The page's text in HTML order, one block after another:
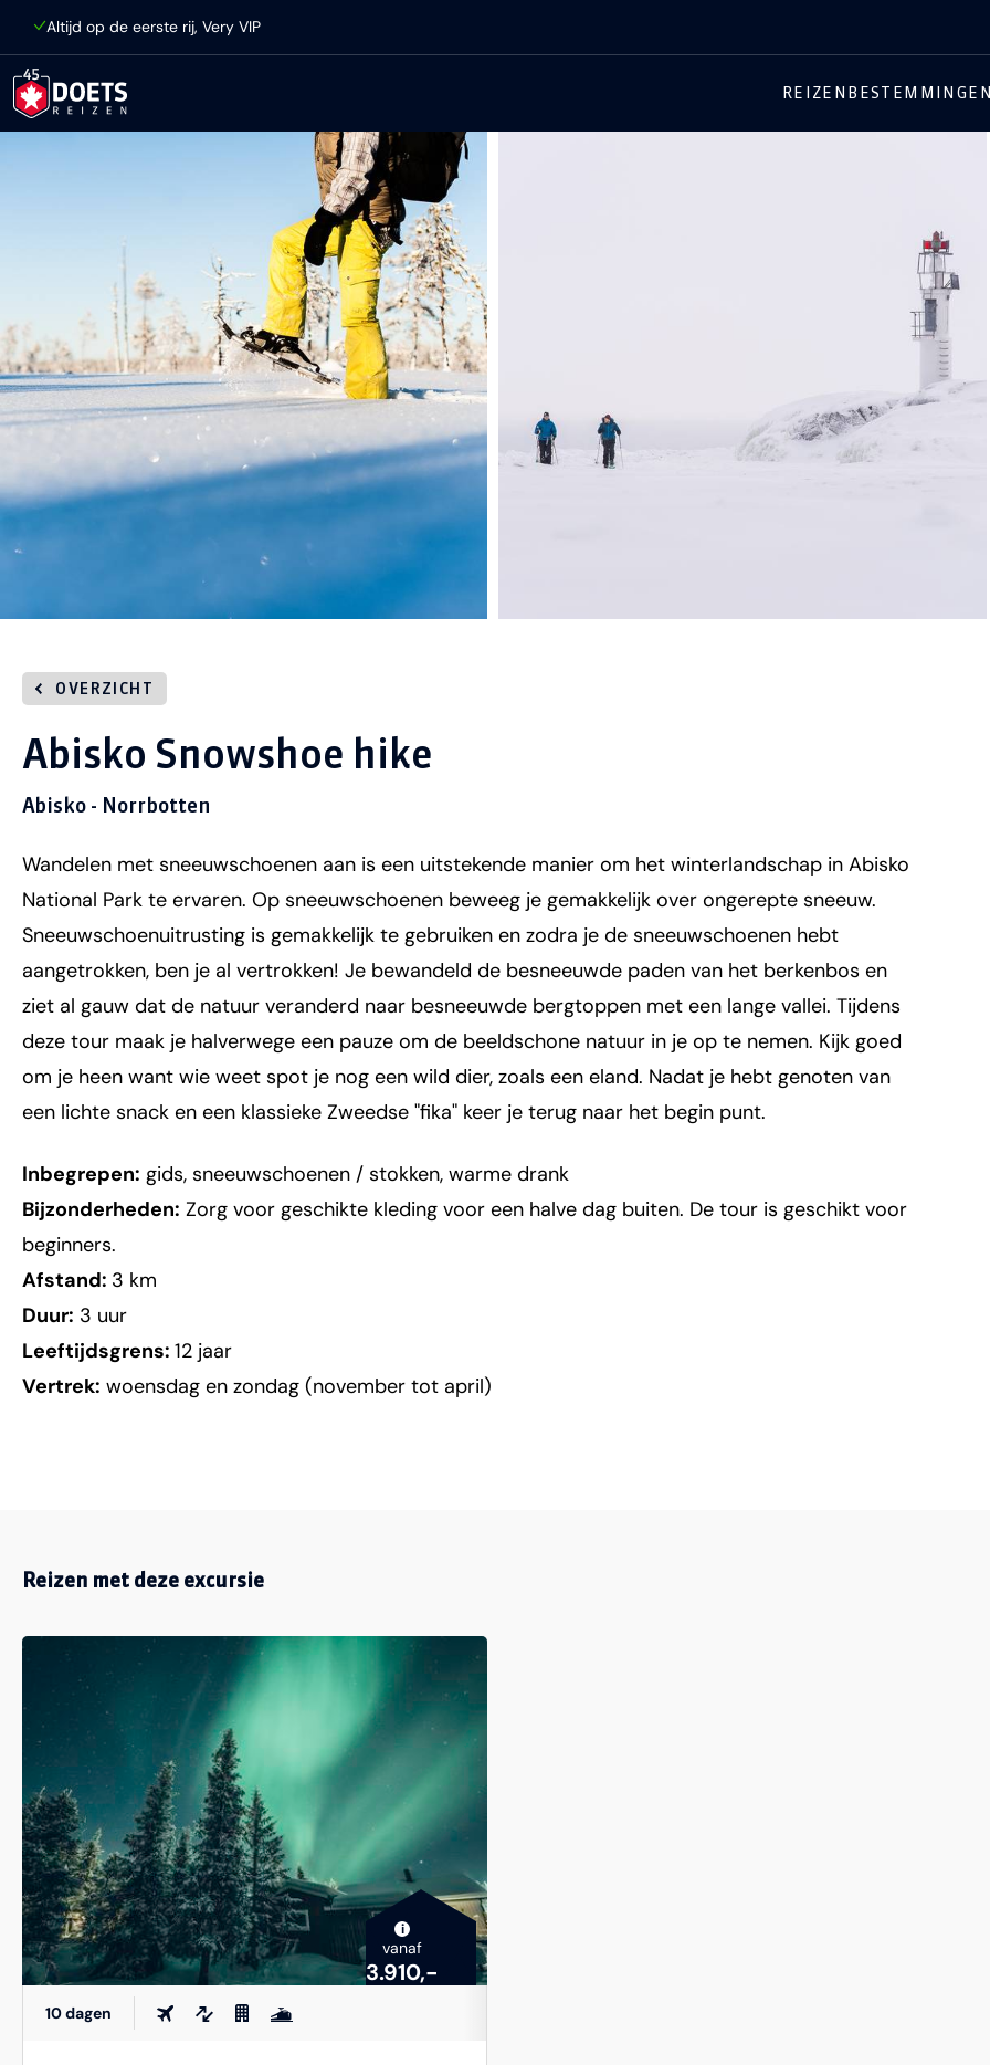
Altijd op de eerste rij, Very VIP
REIZEN BESTEMMINGEN
OVERZICHT
Abisko Snowshoe hike
Abisko - Norrbotten
Wandelen met sneeuwschoenen aan is een uitstekende manier om het winterlandschap in Abisko
National Park te ervaren. Op sneeuwschoenen beweeg je gemakkelijk over ongerepte sneeuw.
Sneeuwschoenuitrusting is gemakkelijk te gebruiken en zodra je de sneeuwschoenen hebt
aangetrokken, ben je al vertrokken! Je bewandeld de besneeuwde paden van het berkenbos en
ziet al gauw dat de natuur veranderd naar besneeuwde bergtoppen met een lange vallei. Tijdens
deze tour maak je halverwege een pauze om de beeldschone natuur in je op te nemen. Kijk goed
om je heen want wie weet spot je nog een wild dier, zoals een eland. Nadat je hebt genoten van
een lichte snack en een klassieke Zweedse "fika" keer je terug naar het begin punt.
Inbegrepen: gids, sneeuwschoenen / stokken, warme drank
Bijzonderheden: Zorg voor geschikte kleding voor een halve dag buiten. De tour is geschikt voor
beginners.
Afstand: 3 km
Duur: 3 uur
Leeftijdsgrens: 12 jaar
Vertrek: woensdag en zondag (november tot april)
Reizen met deze excursie
i
vanaf
3.910,-
10 dagen